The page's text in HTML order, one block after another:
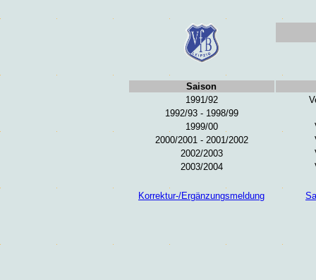
Saison
1991/92
1992/93 - 1998/99
1999/00
2000/2001 - 2001/2002
2002/2003
2003/2004
Korrektur-/Ergänzungsmeldung